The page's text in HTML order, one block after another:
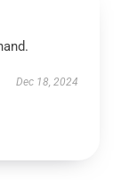
Dec 18, 2024